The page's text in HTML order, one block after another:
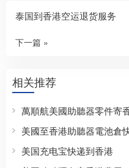
泰国到香港空运退货服务
下一篇 »
相关推荐
萬順航美國助聽器零件寄
美國至香港助聽器電池倉
美国充电宝快递到香港